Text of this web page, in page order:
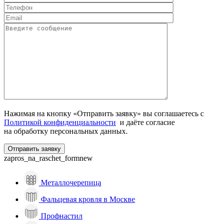
Нажимая на кнопку «Отправить заявку» вы соглашаетесь с
Политикой конфиденциальности и даёте согласие
на обработку персональных данных.
zapros_na_raschet_formnew
Металлочерепица
Фальцевая кровля в Москве
Профнастил